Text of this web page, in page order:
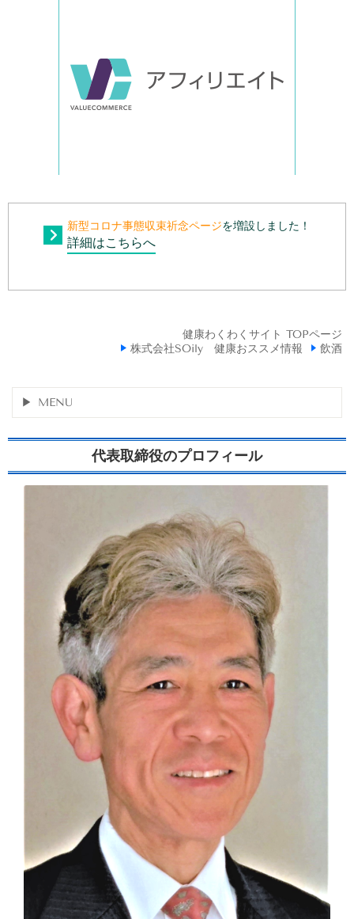
新型コロナ事態収束祈念ページを増設しました！
詳細はこちらへ
健康わくわくサイト TOPページ
株式会社SOily 健康おススメ情報
飲酒
MENU
代表取締役のプロフィール